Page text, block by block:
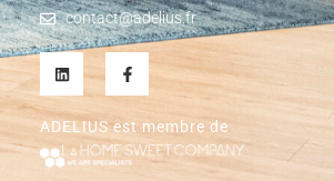
contact@adelius.fr
ADELIUS est membre de